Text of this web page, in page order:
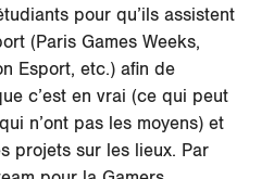
pour qu’ils assistent
(Paris Games Weeks,
Esport, etc.) afin de
c’est en vrai (ce qui peut
n’ont pas les moyens) et
projets sur les lieux. Par